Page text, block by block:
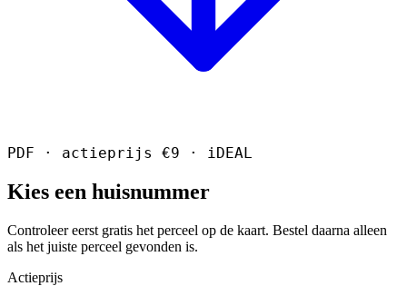
PDF · actieprijs €9 · iDEAL
Kies een huisnummer
Controleer eerst gratis het perceel op de kaart. Bestel daarna alleen
als het juiste perceel gevonden is.
Actieprijs